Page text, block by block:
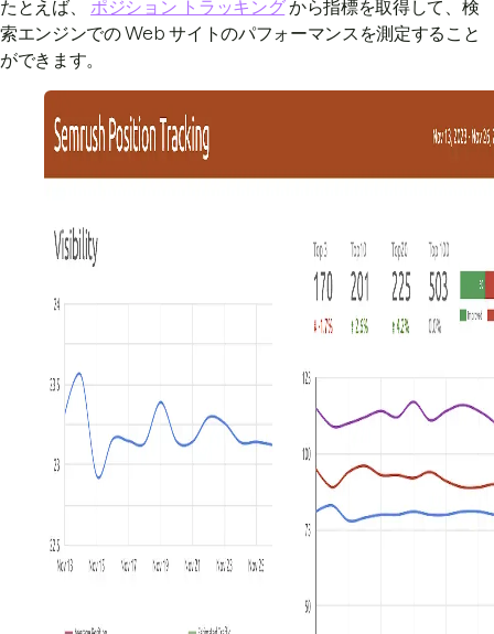
たとえば、 ポジション トラッキングから指標を取得して、検
索エンジンでの Web サイトのパフォーマンスを測定すること
ができます。